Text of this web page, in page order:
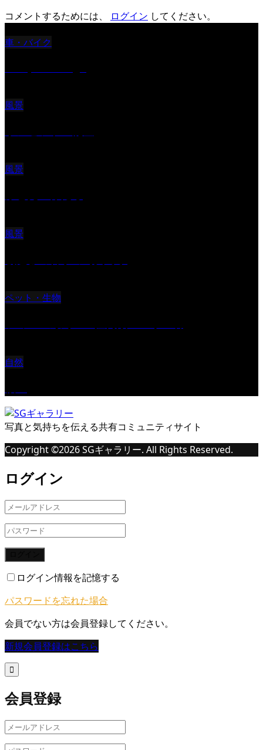
コメントするためには、
ログイン してください。
車・バイク
風景
風景
風景
ペット・生物
自然
写真と気持ちを伝える共有コミュニティサイト
Copyright ©2026SGギャラリー. All Rights Reserved.
ログイン
ログイン情報を記憶する
パスワードを忘れた場合
会員でない方は会員登録してください。
新規会員登録はこちら

会員登録